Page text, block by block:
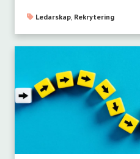
Ledarskap Rekrytering